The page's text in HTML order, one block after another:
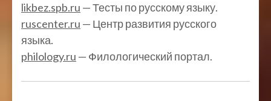
likbez.spb.ru — Тесты по русскому языку.
ruscenter.ru — Центр развития русского
языка.
philology.ru — Филологический портал.